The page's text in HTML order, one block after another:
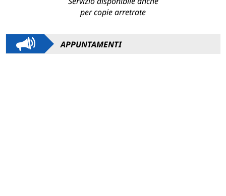
per copie arretrate
APPUNTAMENTI